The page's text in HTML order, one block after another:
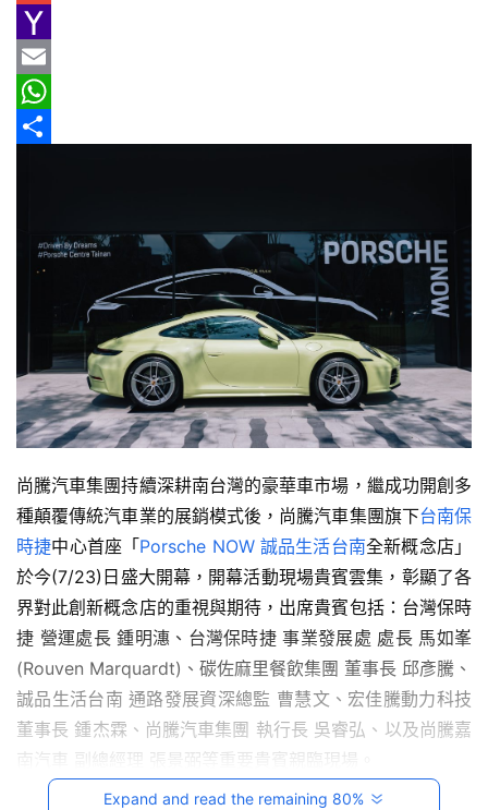
新
車
情
報
間
實
車
／
機
試
駕
影
音
台
灣
車
與
生
b
o
o
e
r
e
a
G
m
a
Y
a
h
E
m
W
p
尚騰汽車集團持續深耕南台灣的豪華車市場，繼成功開創多
種顛覆傳統汽車業的展銷模式後，尚騰汽車集團旗下台南保
時捷中心首座「Porsche NOW 誠品生活台南全新概念店」
於今(7/23)日盛大開幕，開幕活動現場貴賓雲集，彰顯了各
界對此創新概念店的重視與期待，出席貴賓包括：台灣保時
捷 營運處長 鍾明潓、台灣保時捷 事業發展處 處長 馬如峯
(Rouven Marquardt)、碳佐麻里餐飲集團 董事長 邱彥騰、
誠品生活台南 通路發展資深總監 曹慧文、宏佳騰動力科技
董事長 鍾杰霖、尚騰汽車集團 執行長 吳睿弘、以及尚騰嘉
南汽車 副總經理 張景弼等重要貴賓親臨現場。
Expand and read the remaining 80%